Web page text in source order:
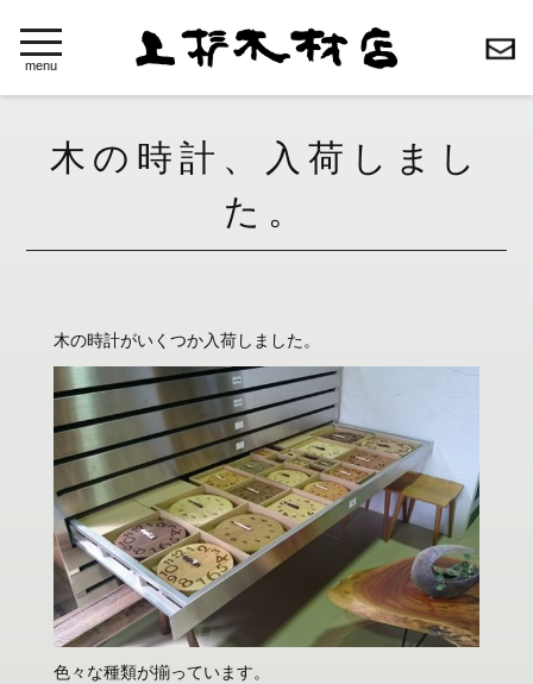
toggle
navigation
menu
木の時計、入荷しまし
た。
木の時計がいくつか入荷しました。
色々な種類が揃っています。